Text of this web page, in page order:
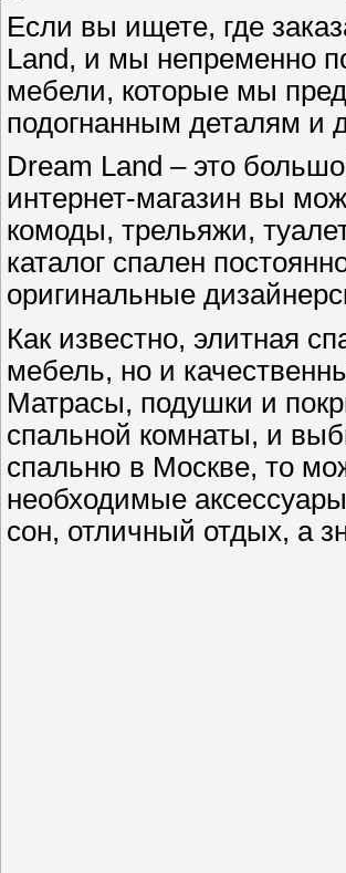
Если вы ищете, где
Land, и мы непременно
мебели, которые мы
подогнанным деталям и
Dream Land – это
интернет-магазин вы
комоды, трельяжи,
каталог спален
оригинальные
Как известно, элитная
мебель, но и
Матрасы, подушки и
спальной комнаты, и
спальню в Москве, то
необходимые
сон, отличный отдых, а